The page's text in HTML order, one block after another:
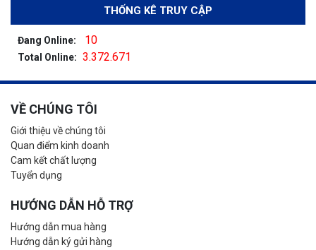
THỐNG KÊ TRUY CẬP
Đang Online: 10
Total Online: 3.372.671
VỀ CHÚNG TÔI
Giới thiệu về chúng tôi
Quan điểm kinh doanh
Cam kết chất lượng
Tuyển dụng
HƯỚNG DẪN HỖ TRỢ
Hướng dẫn mua hàng
Hướng dẫn ký gửi hàng